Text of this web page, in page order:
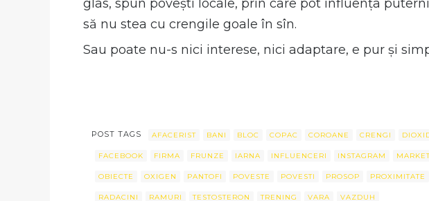
glas, spun povești locale, prin care pot influența
să nu stea cu crengile goale în sîn.
Sau poate nu-s nici interese, nici adaptare, e pur și
POST TAGS AFACERIST BANI BLOC COPAC COROANE CRENGI
FACEBOOK FIRMA FRUNZE IARNA INFLUENCERI INSTAGRAM
OBIECTE OXIGEN PANTOFI POVESTE POVESTI PROSOP PROXIMITATE
RADACINI RAMURI TESTOSTERON TRENING VARA VAZDUH